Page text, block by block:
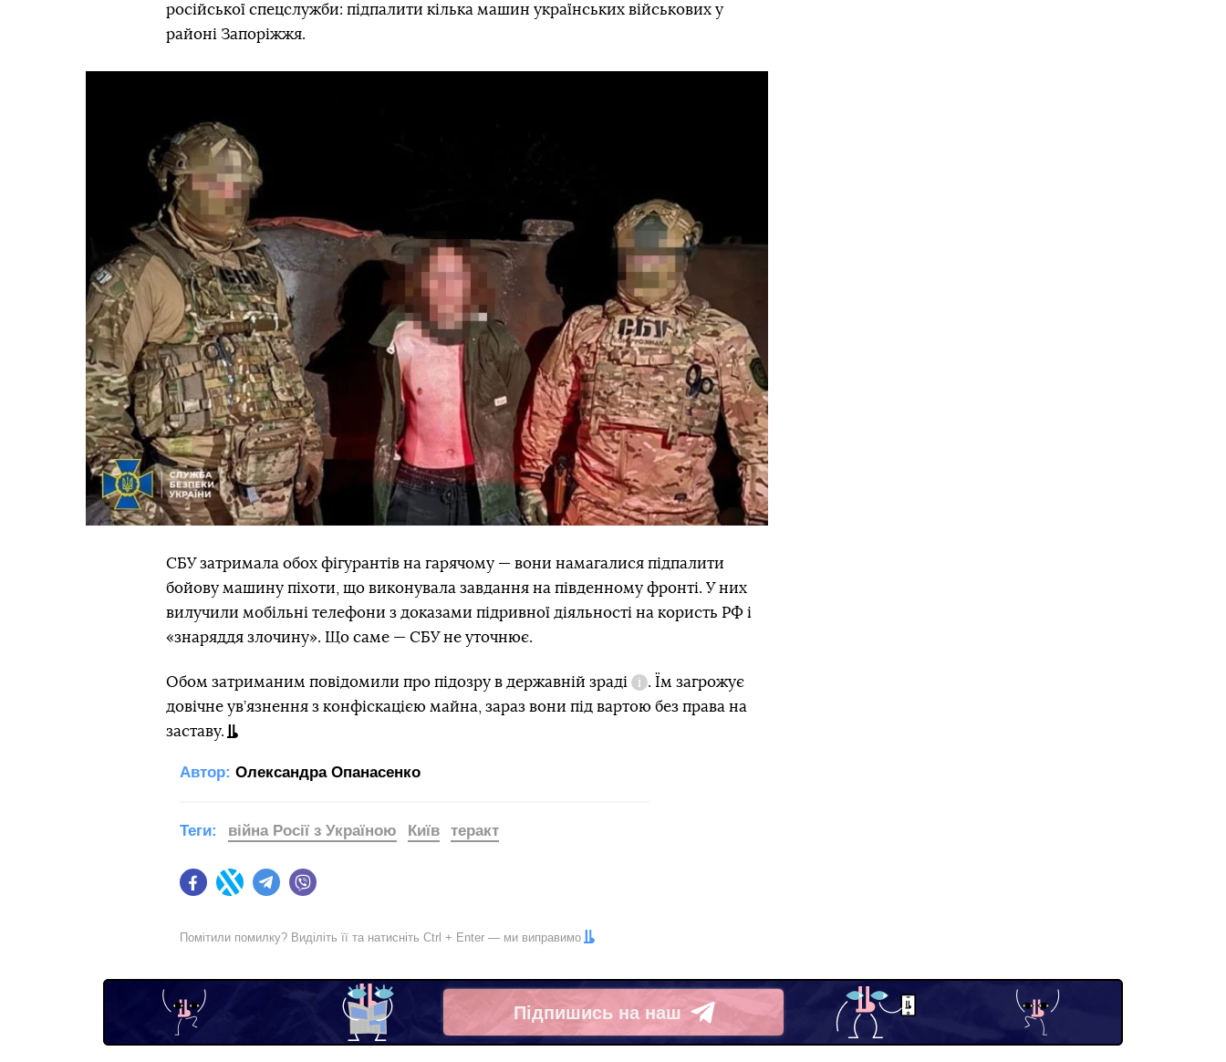
російської спецслужби: підпалити кілька машин українських військових у
районі Запоріжжя.
СБУ затримала обох фігурантів на гарячому — вони намагалися підпалити
бойову машину піхоти, що виконувала завдання на південному фронті. У них
вилучили мобільні телефони з доказами підривної діяльності на користь РФ і
«знаряддя злочину». Що саме — СБУ не уточнює.
Обом затриманим повідомили про підозру в державній зраді
Довідка
. Їм загрожує
довічне ув’язнення з конфіскацією майна, зараз вони під вартою без права на
заставу.
Автор: Олександра Опанасенко
FacebookTwitter Telegram
Теги: війна Росії з Україною Київ теракт
Помітили помилку? Виділіть її та натисніть Ctrl + Enter — ми виправимо
Підпишись на наш
Telegram